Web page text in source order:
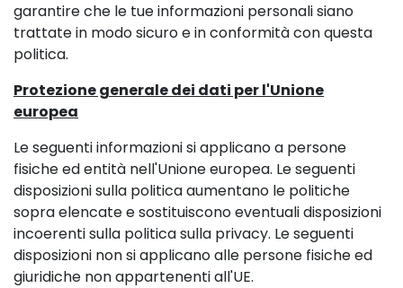
garantire che le tue informazioni personali siano
trattate in modo sicuro e in conformità con questa
politica.
Protezione generale dei dati per l'Unione
europea
Le seguenti informazioni si applicano a persone
fisiche ed entità nell'Unione europea. Le seguenti
disposizioni sulla politica aumentano le politiche
sopra elencate e sostituiscono eventuali disposizioni
incoerenti sulla politica sulla privacy. Le seguenti
disposizioni non si applicano alle persone fisiche ed
giuridiche non appartenenti all'UE.